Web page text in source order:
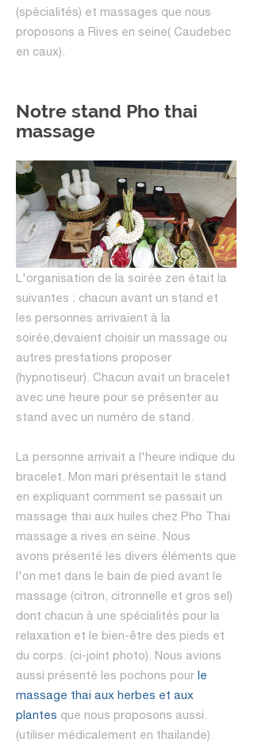
(spécialités) et massages que nous
proposons a Rives en seine( Caudebec
en caux).
Notre stand Pho thai
massage
L'organisation de la soirée zen était la
suivantes : chacun avant un stand et
les personnes arrivaient à la
soirée,devaient choisir un massage ou
autres prestations proposer
(hypnotiseur). Chacun avait un bracelet
avec une heure pour se présenter au
stand avec un numéro de stand.
La personne arrivait a l'heure indique du
bracelet. Mon mari présentait le stand
en expliquant comment se passait un
massage thai aux huiles chez Pho Thai
massage a rives en seine. Nous
avons présenté les divers éléments que
l'on met dans le bain de pied avant le
massage (citron, citronnelle et gros sel)
dont chacun à une spécialités pour la
relaxation et le bien-être des pieds et
du corps. (ci-joint photo). Nous avions
aussi présenté les pochons pour le
massage thai aux herbes et aux
plantes que nous proposons aussi.
(utiliser médicalement en thailande).